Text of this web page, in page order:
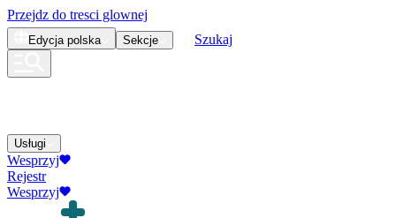
Przejdz do tresci glownej
Edycja polska Sekcje Szukaj
Usługi
Wesprzyj
Rejestr
Wesprzyj